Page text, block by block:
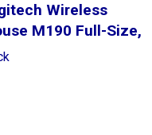
Wireless
M190 Full-Size,